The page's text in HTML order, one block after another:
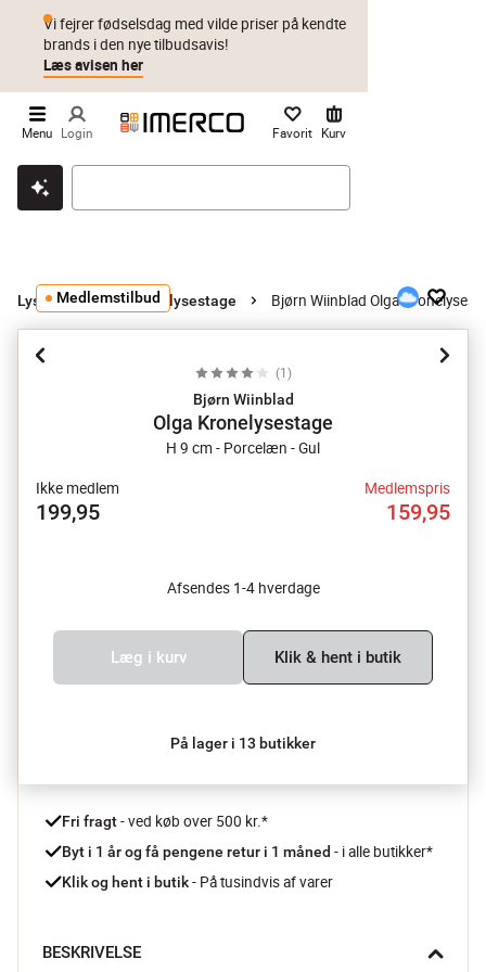
Klik & hent Byt i 1 år Prismatch
Vi fejrer fødselsdag med vilde priser på kendte
brands i den nye tilbudsavis!
Læs avisen her
Menu Login Favorit Kurv
Lysestager Kronelysestage Bjørn Wiinblad Olga
Medlemstilbud
(1 )
Bjørn Wiinblad
Olga Kronelysestage
H 9 cm - Porcelæn - Gul
Ikke medlem
199,95
Medlemspris
159,95
Afsendes 1-4 hverdage
Læg i kurv Klik & hent i butik
På lager i 13 butikker
Fri fragt - ved køb over 500 kr.*
Byt i 1 år og få pengene retur i 1 måned - i alle butikker*
Klik og hent i butik - På tusindvis af varer
BESKRIVELSE